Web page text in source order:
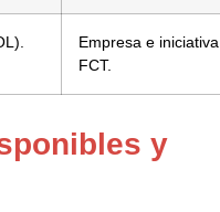
Empresa e
FCT.
y